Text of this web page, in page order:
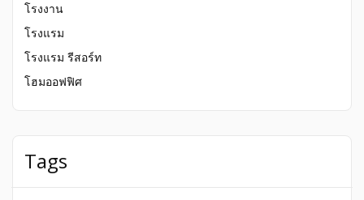
โรงงาน
โรงแรม
โรงแรม รีสอร์ท
โฮมออฟฟิศ
Tags